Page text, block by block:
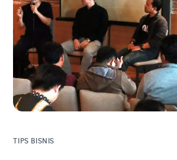
Blog
Solusi Bisnis
Tambahan
Hubungi Kami
Blog
Solusi Bisnis
Tambahan
TIPS BISNIS